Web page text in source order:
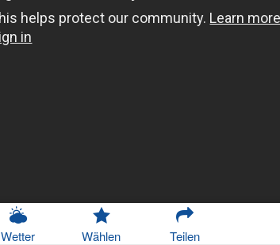
Wetter Wählen Teilen